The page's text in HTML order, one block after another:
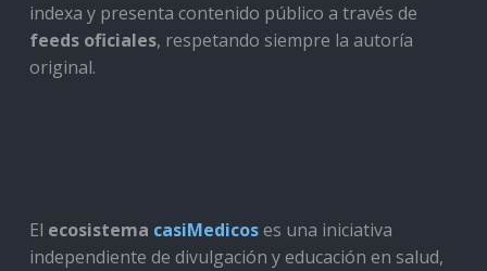
indexa y presenta contenido público a través de
feeds oficiales, respetando siempre la autoría
original.
El ecosistema casiMedicoses una iniciativa
independiente de divulgación y educación en salud,